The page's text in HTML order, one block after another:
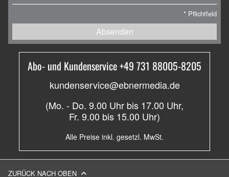
* Pflichtfeld
Absenden
Abo- und Kundenservice +49 731 88005-8205
kundenservice@ebnermedia.de
(Mo. - Do. 9.00 Uhr bis 17.00 Uhr,
Fr. 9.00 bis 15.00 Uhr)
Alle Preise inkl. gesetzl. MwSt.
ZURÜCK NACH OBEN